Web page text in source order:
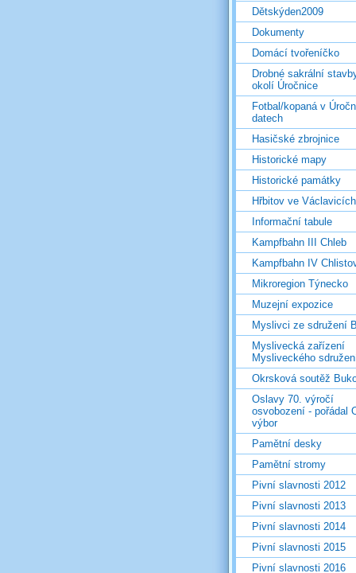
Dětskýden2009
Dokumenty
Domácí tvořeníčko
Drobné sakrální
okolí Úročnice
Fotbal/kopaná v
datech
Hasičské zbrojnice
Historické mapy
Historické památky
Hřbitov ve Václavicích
Informační tabule
Kampfbahn III Chleb
Kampfbahn IV
Mikroregion Týnecko
Muzejní expozice
Myslivci ze sdružení
Myslivecká zařízení
Mysliveckého
Okrsková soutěž
Oslavy 70. výročí
osvobození - pořádal
výbor
Pamětní desky
Pamětní stromy
Pivní slavnosti 2012
Pivní slavnosti 2013
Pivní slavnosti 2014
Pivní slavnosti 2015
Pivní slavnosti 2016